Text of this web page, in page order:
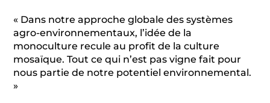
« Dans notre approche globale des systèmes
agro-environnementaux, l’idée de la
monoculture recule au profit de la culture
mosaïque. Tout ce qui n’est pas vigne fait pour
nous partie de notre potentiel environnemental.
»